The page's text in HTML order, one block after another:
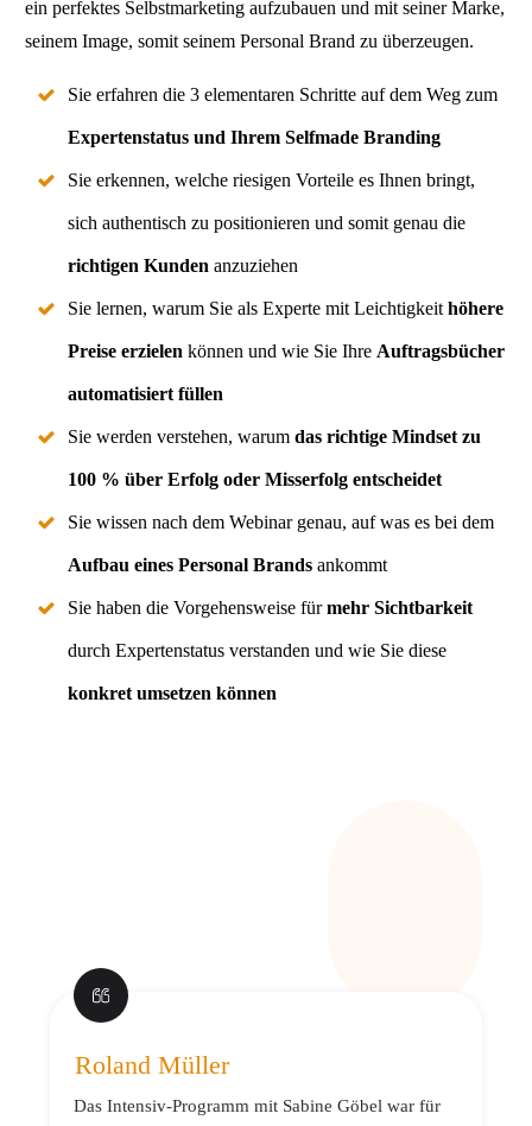
ein perfektes Selbstmarketing aufzubauen und mit seiner Marke,
seinem Image, somit seinem Personal Brand zu überzeugen.
Sie erfahren die 3 elementaren Schritte auf dem Weg zum
Expertenstatus und Ihrem Selfmade Branding
Sie erkennen, welche riesigen Vorteile es Ihnen bringt,
sich authentisch zu positionieren und somit genau die
richtigen Kunden anzuziehen
Sie lernen, warum Sie als Experte mit Leichtigkeit höhere
Preise erzielen können und wie Sie Ihre Auftragsbücher
automatisiert füllen
Sie werden verstehen, warum das richtige Mindset zu
100 % über Erfolg oder Misserfolg entscheidet
Sie wissen nach dem Webinar genau, auf was es bei dem
Aufbau eines Personal Brands ankommt
Sie haben die Vorgehensweise fürmehr Sichtbarkeit
durch Expertenstatus verstanden und wie Sie diese
konkret umsetzen können
Roland Müller
Das Intensiv-Programm mit Sabine Göbel war für